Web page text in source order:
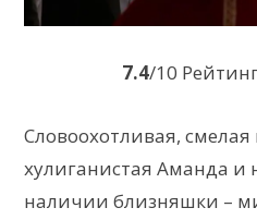
7.4/10
Словоохотливая,
хулиганистая Аманда и
наличии близняшки –